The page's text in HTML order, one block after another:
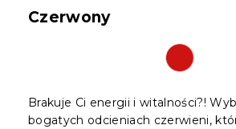
Czerwony
Brakuje Ci energii i witalności?!
bogatych odcieniach czerwieni,